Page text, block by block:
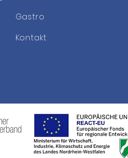
Gastro
Kontakt